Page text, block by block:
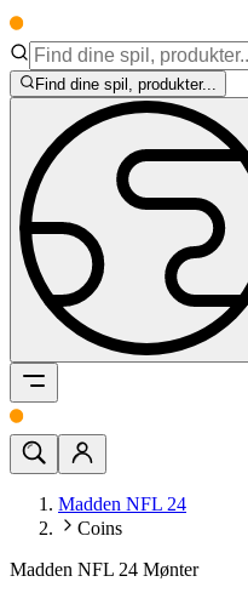
Find dine spil, produkter...
Madden NFL 24
Coins
Madden NFL 24 Mønter